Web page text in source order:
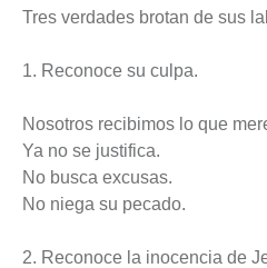
Tres verdades brotan de sus
1. Reconoce su culpa.
Nosotros recibimos lo que
Ya no se justifica.
No busca excusas.
No niega su pecado.
2. Reconoce la inocencia de